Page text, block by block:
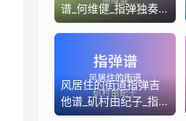
谱_何维健_指弹独奏
六线谱
风居住的街道指弹吉
他谱_矶村由纪子_指
弹独奏六线谱